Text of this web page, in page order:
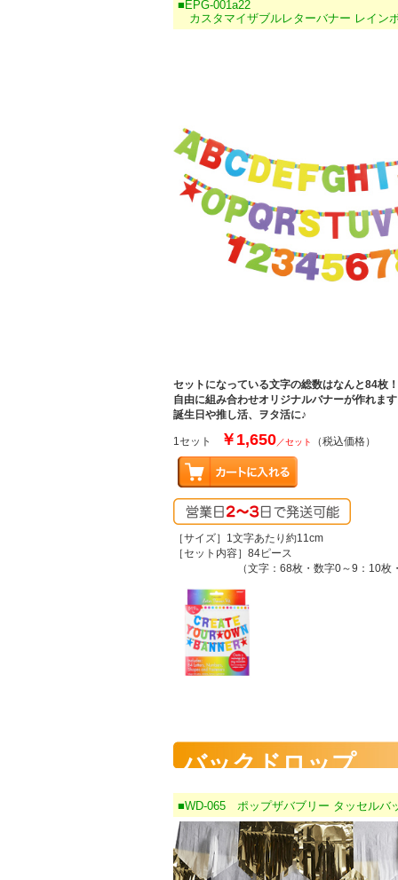
■EPG-001a22
カスタマイザブルレターバナー レイン
セットになっている文字の総数はなんと84枚！
自由に組み合わせオリジナルバナーが作れま
誕生日や推し活、ヲタ活に♪
1セット ￥1,650／セット （税込価格）
［サイズ］1文字あたり約11cm
［セット内容］84ピース
（文字：68枚・数字0～9：10枚・
バックドロップ
■WD-065 ポップザバブリー タッセルバ